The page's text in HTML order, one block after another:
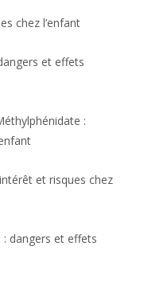
chez l’enfant
et effets
:
et risques chez
dangers et effets